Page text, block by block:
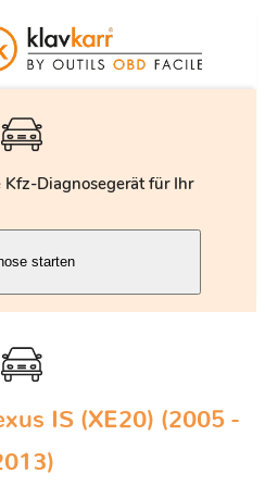
Diagnosegerät für Ihr
starten
IS (XE20) (2005 -